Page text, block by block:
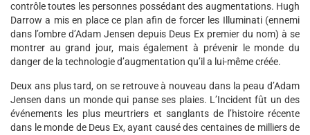
contrôle toutes les personnes possédant des augmentations. Hugh
Darrow a mis en place ce plan afin de forcer les Illuminati (ennemi
dans l’ombre d’Adam Jensen depuis Deus Ex premier du nom) à se
montrer au grand jour, mais également à prévenir le monde du
danger de la technologie d’augmentation qu’il a lui-même créée.
Deux ans plus tard, on se retrouve à nouveau dans la peau d’Adam
Jensen dans un monde qui panse ses plaies. L’Incident fût un des
événements les plus meurtriers et sanglants de l’histoire récente
dans le monde de Deus Ex, ayant causé des centaines de milliers de